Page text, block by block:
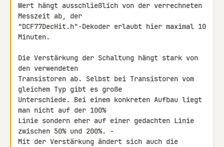
Wert hängt ausschließlich von der verrechneten
Messzeit ab, der
"DCF77DecHit.h"-Dekoder erlaubt hier maximal 10
Minuten.
Die Verstärkung der Schaltung hängt stark von
den verwendeten
Transistoren ab. Selbst bei Transistoren vom
gleichem Typ gibt es große
Unterschiede. Bei einem konkreten Aufbau liegt
man nicht auf der 100%
Linie sondern eher auf einer gedachten Linie
zwischen 50% und 200%. -
Mit der Verstärkung ändert sich auch die